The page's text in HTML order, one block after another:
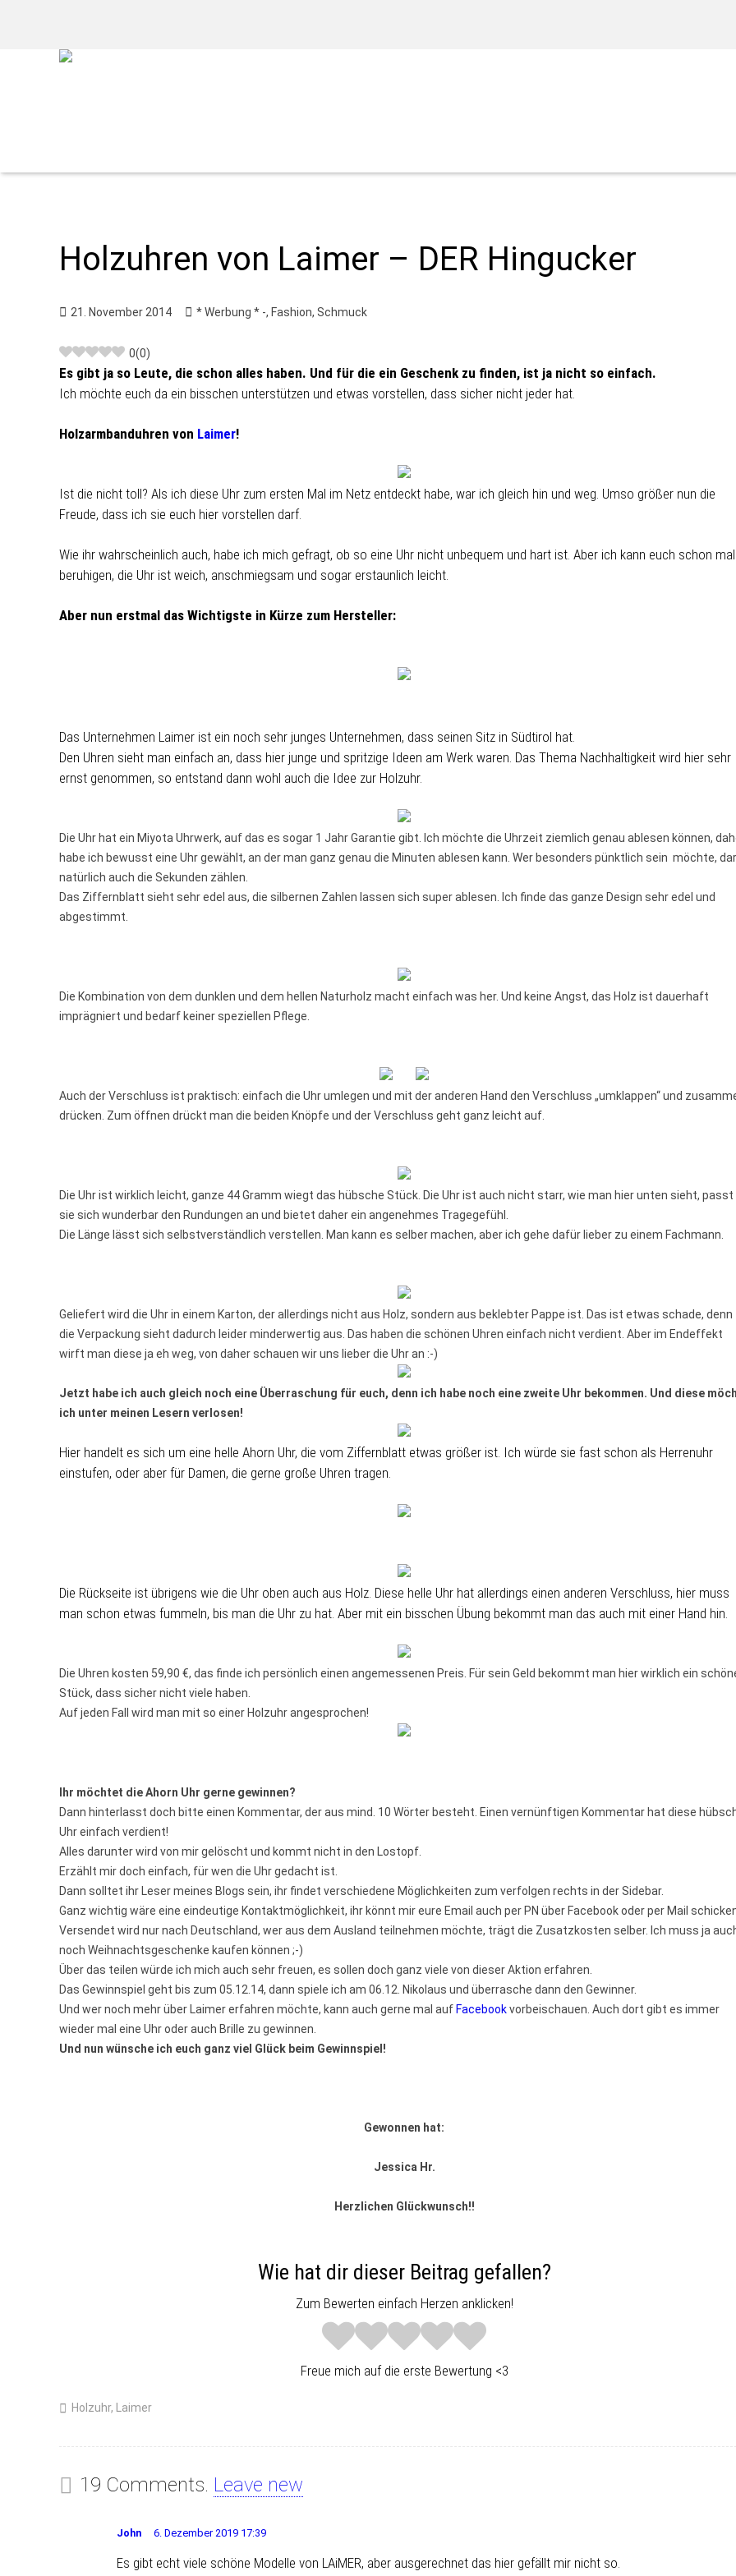
Holzuhren von Laimer – DER Hingucker
21. November 2014 * Werbung * -, Fashion, Schmuck
0(0)
Es gibt ja so Leute, die schon alles haben. Und für die ein Geschenk zu finden, ist ja nicht so einfach.
Ich möchte euch da ein bisschen unterstützen und etwas vorstellen, dass sicher nicht jeder hat.
Holzarmbanduhren von Laimer!
Ist die nicht toll? Als ich diese Uhr zum ersten Mal im Netz entdeckt habe, war ich gleich hin und weg. Umso größer nun die
Freude, dass ich sie euch hier vorstellen darf.
Wie ihr wahrscheinlich auch, habe ich mich gefragt, ob so eine Uhr nicht unbequem und hart ist. Aber ich kann euch schon mal
beruhigen, die Uhr ist weich, anschmiegsam und sogar erstaunlich leicht.
Aber nun erstmal das Wichtigste in Kürze zum Hersteller:
Das Unternehmen Laimer ist ein noch sehr junges Unternehmen, dass seinen Sitz in Südtirol hat.
Den Uhren sieht man einfach an, dass hier junge und spritzige Ideen am Werk waren. Das Thema Nachhaltigkeit wird hier sehr
ernst genommen, so entstand dann wohl auch die Idee zur Holzuhr.
Die Uhr hat ein Miyota Uhrwerk, auf das es sogar 1 Jahr Garantie gibt. Ich möchte die Uhrzeit ziemlich genau ablesen können,
habe ich bewusst eine Uhr gewählt, an der man ganz genau die Minuten ablesen kann. Wer besonders pünktlich sein möchte,
natürlich auch die Sekunden zählen.
Das Ziffernblatt sieht sehr edel aus, die silbernen Zahlen lassen sich super ablesen. Ich finde das ganze Design sehr edel und
abgestimmt.
Die Kombination von dem dunklen und dem hellen Naturholz macht einfach was her. Und keine Angst, das Holz ist dauerhaft
imprägniert und bedarf keiner speziellen Pflege.
Auch der Verschluss ist praktisch: einfach die Uhr umlegen und mit der anderen Hand den Verschluss „umklappen“ und
drücken. Zum öffnen drückt man die beiden Knöpfe und der Verschluss geht ganz leicht auf.
Die Uhr ist wirklich leicht, ganze 44 Gramm wiegt das hübsche Stück. Die Uhr ist auch nicht starr, wie man hier unten sieht, passt
sie sich wunderbar den Rundungen an und bietet daher ein angenehmes Tragegefühl.
Die Länge lässt sich selbstverständlich verstellen. Man kann es selber machen, aber ich gehe dafür lieber zu einem Fachmann.
Geliefert wird die Uhr in einem Karton, der allerdings nicht aus Holz, sondern aus beklebter Pappe ist. Das ist etwas schade, denn
die Verpackung sieht dadurch leider minderwertig aus. Das haben die schönen Uhren einfach nicht verdient. Aber im Endeffekt
wirft man diese ja eh weg, von daher schauen wir uns lieber die Uhr an :-)
Jetzt habe ich auch gleich noch eine Überraschung für euch, denn ich habe noch eine zweite Uhr bekommen. Und diese
ich unter meinen Lesern verlosen!
Hier handelt es sich um eine helle Ahorn Uhr, die vom Ziffernblatt etwas größer ist. Ich würde sie fast schon als Herrenuhr
einstufen, oder aber für Damen, die gerne große Uhren tragen.
Die Rückseite ist übrigens wie die Uhr oben auch aus Holz. Diese helle Uhr hat allerdings einen anderen Verschluss, hier muss
man schon etwas fummeln, bis man die Uhr zu hat. Aber mit ein bisschen Übung bekommt man das auch mit einer Hand hin.
Die Uhren kosten 59,90 €, das finde ich persönlich einen angemessenen Preis. Für sein Geld bekommt man hier wirklich ein
Stück, dass sicher nicht viele haben.
Auf jeden Fall wird man mit so einer Holzuhr angesprochen!
Ihr möchtet die Ahorn Uhr gerne gewinnen?
Dann hinterlasst doch bitte einen Kommentar, der aus mind. 10 Wörter besteht. Einen vernünftigen Kommentar hat diese
Uhr einfach verdient!
Alles darunter wird von mir gelöscht und kommt nicht in den Lostopf.
Erzählt mir doch einfach, für wen die Uhr gedacht ist.
Dann solltet ihr Leser meines Blogs sein, ihr findet verschiedene Möglichkeiten zum verfolgen rechts in der Sidebar.
Ganz wichtig wäre eine eindeutige Kontaktmöglichkeit, ihr könnt mir eure Email auch per PN über Facebook oder per Mail
Versendet wird nur nach Deutschland, wer aus dem Ausland teilnehmen möchte, trägt die Zusatzkosten selber. Ich muss ja
noch Weihnachtsgeschenke kaufen können ;-)
Über das teilen würde ich mich auch sehr freuen, es sollen doch ganz viele von dieser Aktion erfahren.
Das Gewinnspiel geht bis zum 05.12.14, dann spiele ich am 06.12. Nikolaus und überrasche dann den Gewinner.
Und wer noch mehr über Laimer erfahren möchte, kann auch gerne mal auf Facebookvorbeischauen. Auch dort gibt es immer
wieder mal eine Uhr oder auch Brille zu gewinnen.
Und nun wünsche ich euch ganz viel Glück beim Gewinnspiel!
Gewonnen hat:
Jessica Hr.
Herzlichen Glückwunsch!!
Wie hat dir dieser Beitrag gefallen?
Zum Bewerten einfach Herzen anklicken!
Freue mich auf die erste Bewertung <3
Holzuhr, Laimer
19 Comments. Leave new
John 6. Dezember 2019 17:39
Es gibt echt viele schöne Modelle von LAiMER, aber ausgerechnet das hier gefällt mir nicht so.